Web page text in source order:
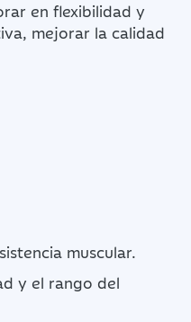
en flexibilidad y
mejorar la calidad
muscular.
y el rango del